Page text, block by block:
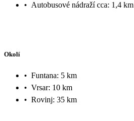
• Autobusové nádraží cca: 1,4 km
Okolí
• Funtana: 5 km
• Vrsar: 10 km
• Rovinj: 35 km